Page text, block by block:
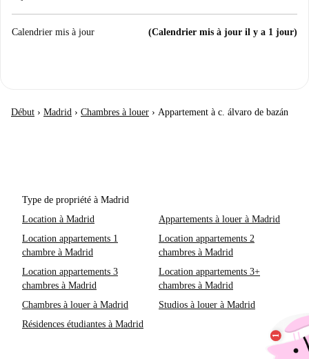
Calendrier mis à jour (Calendrier mis à jour il y a 1 jour)
Début › Madrid › Chambres à louer › Appartement à c. álvaro de bazán
Type de propriété à Madrid
Location à Madrid
Appartements à louer à Madrid
Location appartements 1
chambre à Madrid
Location appartements 2
chambres à Madrid
Location appartements 3
chambres à Madrid
Location appartements 3+
chambres à Madrid
Chambres à louer à Madrid
Studios à louer à Madrid
Résidences étudiantes à Madrid